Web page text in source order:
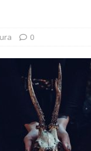
Un último viaje de
verano
AGENDA
La Monnaie ocupada
0